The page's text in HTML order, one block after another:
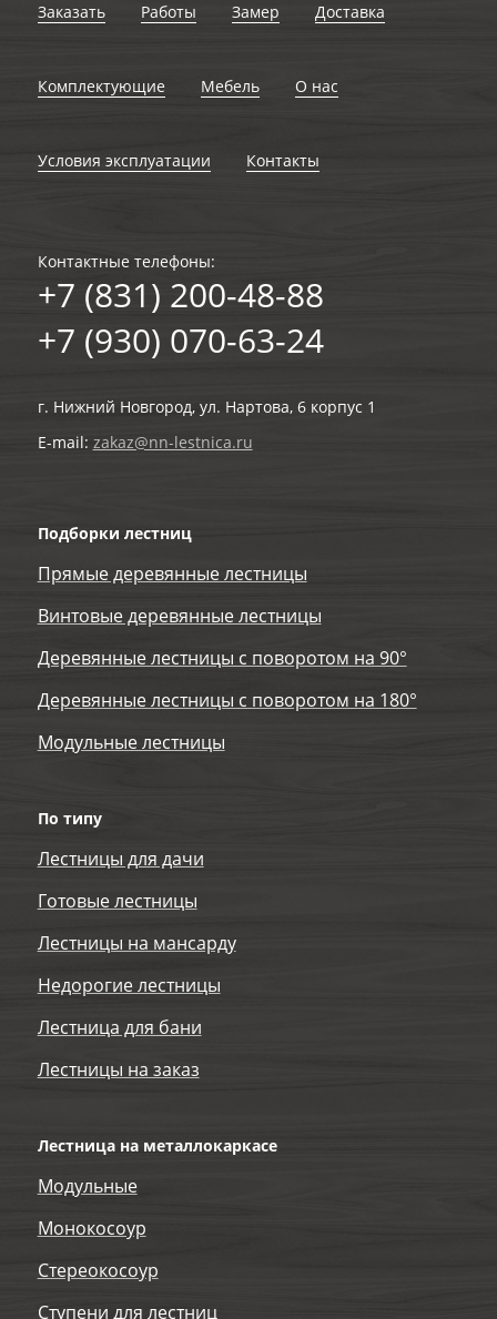
Заказать Работы Замер Доставка
Комплектующие Мебель О нас
Условия эксплуатации Контакты
Контактные телефоны:
+7 (831) 200-48-88
+7 (930) 070-63-24
г. Нижний Новгород, ул. Нартова, 6 корпус 1
E-mail: zakaz@nn-lestnica.ru
Подборки лестниц
Прямые деревянные лестницы
Винтовые деревянные лестницы
Деревянные лестницы с поворотом на 90°
Деревянные лестницы с поворотом на 180°
Модульные лестницы
По типу
Лестницы для дачи
Готовые лестницы
Лестницы на мансарду
Недорогие лестницы
Лестница для бани
Лестницы на заказ
Лестница на металлокаркасе
Модульные
Монокосоур
Стереокосоур
Ступени для лестниц